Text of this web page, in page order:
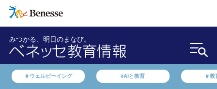
みつかる、明日のまなび。
＃ウェルビーイング #AIと教育 ＃教